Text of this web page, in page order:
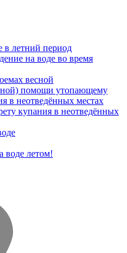
в летний период
на воде во время
весной
помощи утопающему
в неотведённых местах
купания в неотведённых
воде летом!